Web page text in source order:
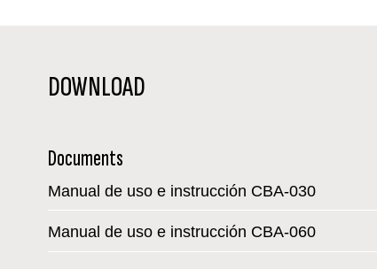
DOWNLOAD
Documents
Manual de uso e instrucción CBA-030
Manual de uso e instrucción CBA-060